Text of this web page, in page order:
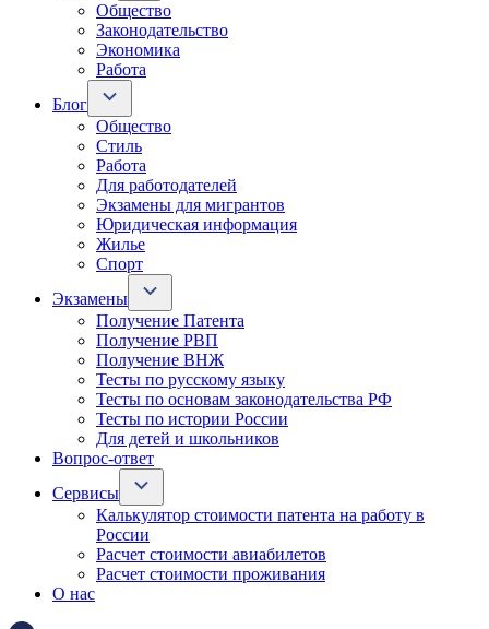
Общество
Законодательство
Экономика
Работа
Блог
Общество
Стиль
Работа
Для работодателей
Экзамены для мигрантов
Юридическая информация
Жилье
Спорт
Экзамены
Получение Патента
Получение РВП
Получение ВНЖ
Тесты по русскому языку
Тесты по основам законодательства РФ
Тесты по истории России
Для детей и школьников
Вопрос-ответ
Сервисы
Калькулятор стоимости патента на работу в
России
Расчет стоимости авиабилетов
Расчет стоимости проживания
О нас